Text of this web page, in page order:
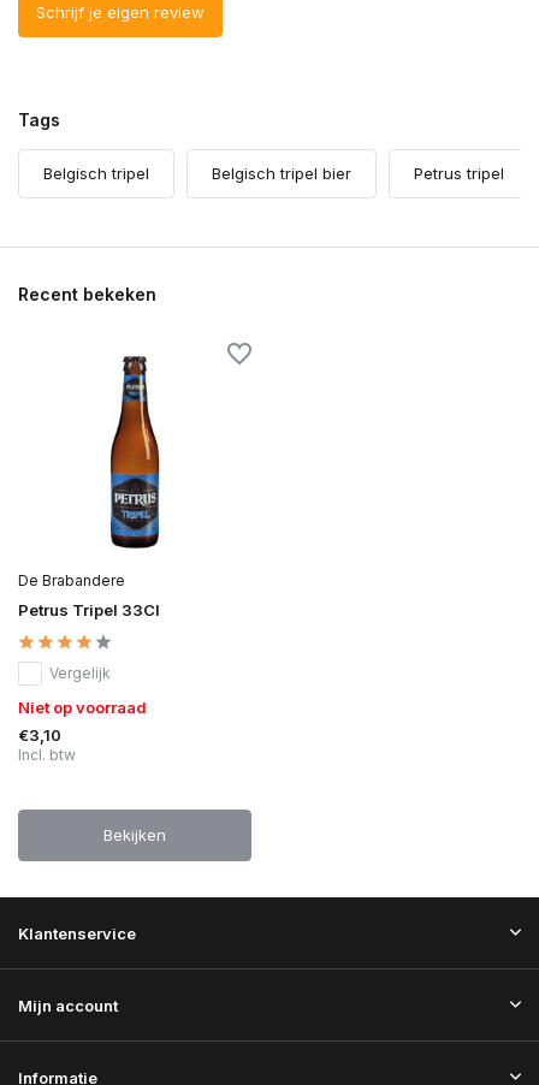
Schrijf je eigen review
Tags
Belgisch tripel Belgisch tripel bier Petrus tripel
Recent bekeken
De Brabandere
Petrus Tripel 33Cl
Vergelijk
Niet op voorraad
€3,10
Incl. btw
Bekijken
Klantenservice
Mijn account
Informatie